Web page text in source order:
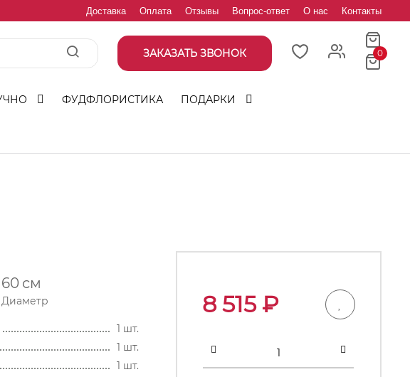
Доставка Оплата Отзывы Вопрос-ответ О нас Контакты
ЗАКАЗАТЬ ЗВОНОК 0
ФУДФЛОРИСТИКА ПОДАРКИ
60 см
Диаметр
1 шт.
1 шт.
1 шт.
8 515₽